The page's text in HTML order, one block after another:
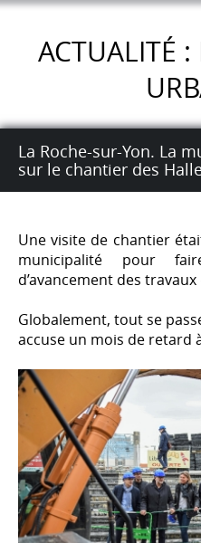
ACTUALITÉ
La Roche-sur-Yon. La
sur le chantier des
Une visite de chantier
municipalité pour
d’avancement des
Globalement, tout se
accuse un mois de retard